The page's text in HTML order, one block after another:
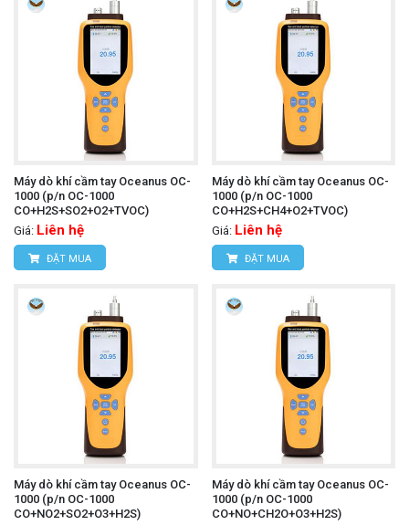
Máy dò khí cầm tay Oceanus OC-
1000 (p/n OC-1000
CO+H2S+SO2+O2+TVOC)
Giá: Liên hệ
ĐẶT MUA
Máy dò khí cầm tay Oceanus OC-
1000 (p/n OC-1000
CO+H2S+CH4+O2+TVOC)
Giá: Liên hệ
ĐẶT MUA
Máy dò khí cầm tay Oceanus OC-
1000 (p/n OC-1000
CO+NO2+SO2+O3+H2S)
Máy dò khí cầm tay Oceanus OC-
1000 (p/n OC-1000
CO+NO+CH2O+O3+H2S)